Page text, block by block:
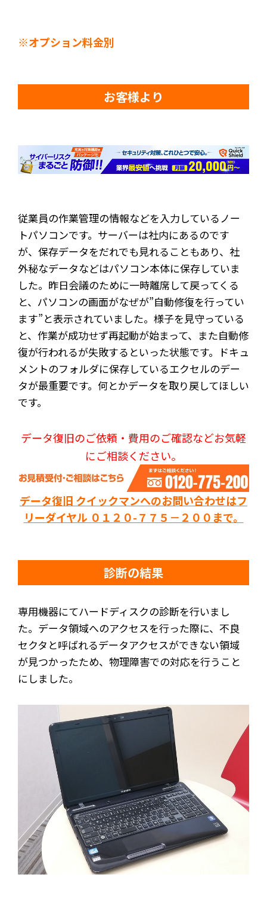
※オプション料金別
お客様より
従業員の作業管理の情報などを入力しているノー
トパソコンです。サーバーは社内にあるのです
が、保存データをだれでも見れることもあり、社
外秘なデータなどはパソコン本体に保存していま
した。昨日会議のために一時離席して戻ってくる
と、パソコンの画面がなぜが”自動修復を行ってい
ます”と表示されていました。様子を見守っている
と、作業が成功せず再起動が始まって、また自動修
復が行われるが失敗するといった状態です。ドキュ
メントのフォルダに保存しているエクセルのデー
タが最重要です。何とかデータを取り戻してほしい
です。
データ復旧のご依頼・費用のご確認などお気軽
にご相談ください。
データ復旧 クイックマンへのお問い合わせはフ
リーダイヤル ０１２０-７７５－２００まで。
診断の結果
専用機器にてハードディスクの診断を行いまし
た。データ領域へのアクセスを行った際に、不良
セクタと呼ばれるデータアクセスができない領域
が見つかったため、物理障害での対応を行うこと
にしました。